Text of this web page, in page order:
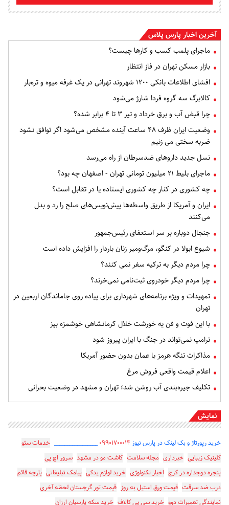
آخرین اخبار پارس پلاس
ماجرای پلمب کسب و کارها چیست؟
بازار مسکن تهران در فاز انتظار
افشای اطلاعات بانکی ۱۲۰۰ شهروند تهرانی در یک غرفه میوه و تره‌بار
کالابرگ سه گروه فردا شارژ می‌شود
چرا قبض آب و برق خرداد و تیر ۳ تا ۴ برابر شده؟
وضعیت ایران ظرف ۴۸ ساعت آینده مشخص می‌شود اگر توافق نشود
ضربه سختی می زنیم
نسل جدید داروهای ضدسرطان از راه می‌رسد
ماجرای بلیط ۲۱ میلیون تومانی تهران - اصفهان چه بود؟
چه کشوری در کنار چه کشوری ایستاده یا در تقابل است؟
ایران و آمریکا از طریق واسطه‌ها پیش‌نویس‌های صلح را رد و بدل
می‌کنند
جنجال دوباره بر سر استعفای رئیس‌جمهور
شیوع ابولا در کنگو، مرگ‌ومیر زنان باردار را افزایش داده است
چرا مردم دیگر به ترکیه سفر نمی کنند؟
چرا مردم دیگر خودروی ثبت‌نامی نمی‌خرند؟
تمهیدات و ویژه برنامه‌های شهرداری برای پیاده روی جاماندگان اربعین در
تهران
با این فوت و فن یه خورشت خلال کرمانشاهی خوشمزه بپز
ترامپ نمی‌تواند در جنگ با ایران پیروز شود
مذاکرات تنگه هرمز با عمان بدون حضور آمریکا
اعلام قیمت واقعی فروش مرغ
تکلیف جیره‌بندی آب روشن شد؛ تهران و مشهد در وضعیت بحرانی
نمایش
خرید رپورتاژ و بک لینک در پارس نیوز ۰۹۹۰۱۷۰۰۰۱۴
خدمات سئو
کلینیک زیبایی خبرداری مجله سلامت کاشت مو در مشهد سرور اچ پی
پنجره دوجداره در کرج اخبار تکنولوژی خرید لوازم یدکی پیامک تبلیغاتی پارچه قائم
درب ضد سرقت قیمت ورق استیل به روز قیمت تور گرجستان لحظه آخری
نمایندگی تعمیرات دوو خرید سی پی کالاف خرید سکه پارسیان ارزان